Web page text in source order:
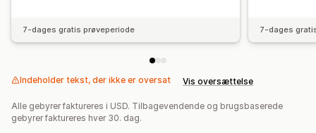
7-dages gratis prøveperiode 7-dages
Indeholder tekst, der ikke er oversat Vis oversættelse
Alle gebyrer faktureres i USD. Tilbagevendende og brugsbaserede
gebyrer faktureres hver 30. dag.